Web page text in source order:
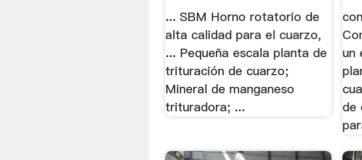
... SBM Horno rotatorio de
alta calidad para el cuarzo,
... Pequeña escala planta de
trituración de cuarzo;
Mineral de manganeso
trituradora; ...
un
de